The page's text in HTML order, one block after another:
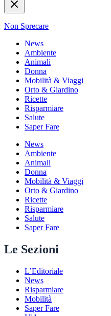
Non Sprecare
News
Ambiente
Animali
Donna
Mobilità & Viaggi
Orto & Giardino
Ricette
Risparmiare
Salute
Saper Fare
News
Ambiente
Animali
Donna
Mobilità & Viaggi
Orto & Giardino
Ricette
Risparmiare
Salute
Saper Fare
Le Sezioni
L’Editoriale
News
Risparmiare
Mobilità
Saper Fare